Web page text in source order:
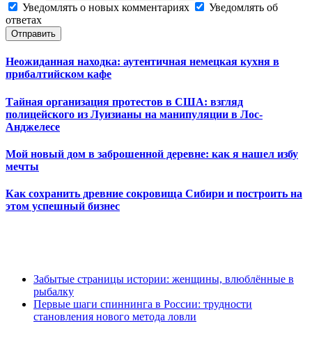
Уведомлять о новых комментариях
Уведомлять об
ответах
Отправить
Неожиданная находка: аутентичная немецкая кухня в
прибалтийском кафе
Тайная организация протестов в США: взгляд
полицейского из Луизианы на манипуляции в Лос-
Анджелесе
Мой новый дом в заброшенной деревне: как я нашел избу
мечты
Как сохранить древние сокровища Сибири и построить на
этом успешный бизнес
Забытые страницы истории: женщины, влюблённые в
рыбалку
Первые шаги спиннинга в России: трудности
становления нового метода ловли